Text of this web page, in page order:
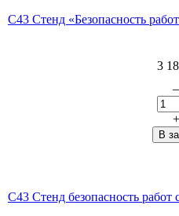
С43 Стенд «Безопасность
3
–
+
C43 Стенд безопасность